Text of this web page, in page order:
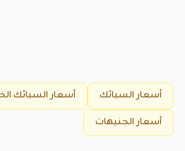
أسعار السبائك أسعار السبائك
أسعار الجنيهات